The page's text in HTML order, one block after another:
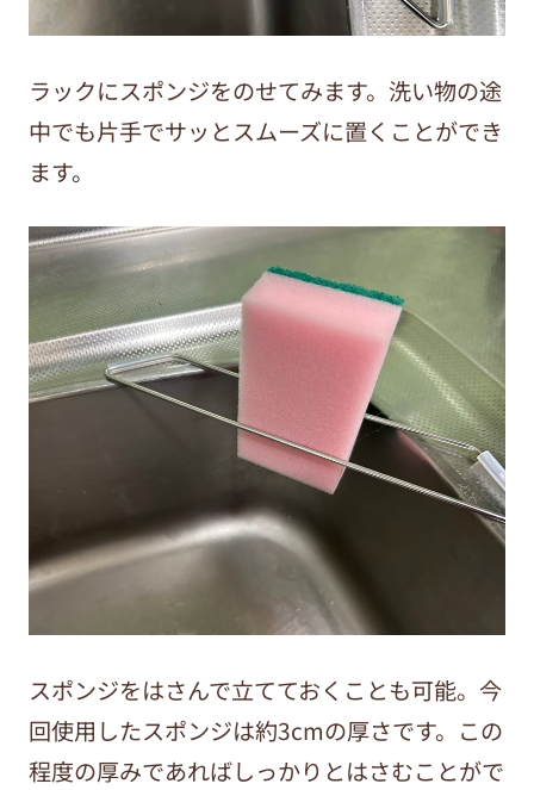
ラックにスポンジをのせてみます。洗い物の途
中でも片手でサッとスムーズに置くことができ
ます。
スポンジをはさんで立てておくことも可能。今
回使用したスポンジは約3cmの厚さです。この
程度の厚みであればしっかりとはさむことがで